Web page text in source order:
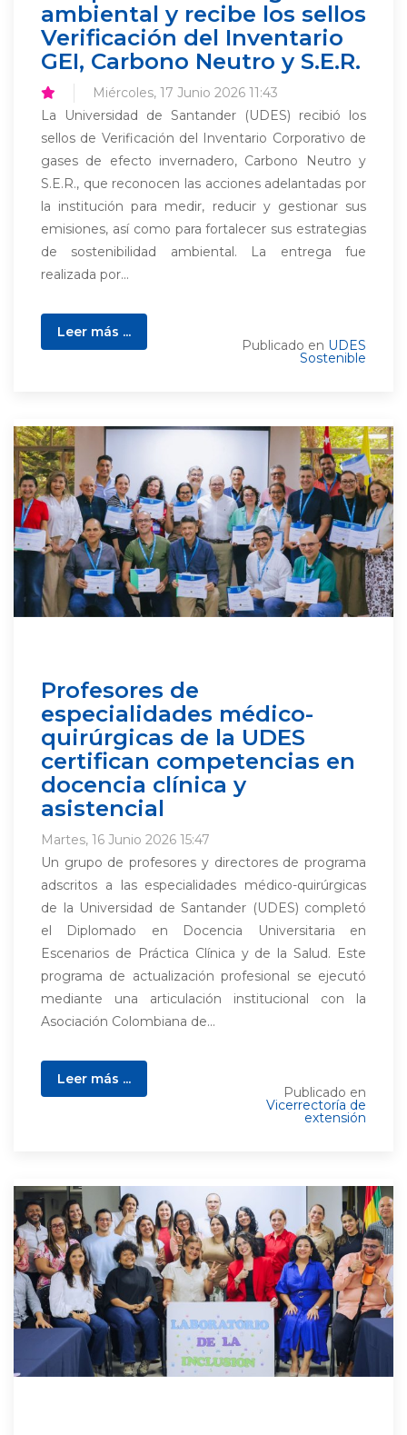
ambiental y recibe los sellos
Verificación del Inventario
GEI, Carbono Neutro y S.E.R.
Miércoles, 17 Junio 2026 11:43
La Universidad de Santander (UDES) recibió los
sellos de Verificación del Inventario Corporativo de
gases de efecto invernadero, Carbono Neutro y
S.E.R., que reconocen las acciones adelantadas por
la institución para medir, reducir y gestionar sus
emisiones, así como para fortalecer sus estrategias
de sostenibilidad ambiental. La entrega fue
realizada por...
Leer más ...
Publicado en UDES
Sostenible
Profesores de
especialidades médico-
quirúrgicas de la UDES
certifican competencias en
docencia clínica y
asistencial
Martes, 16 Junio 2026 15:47
Un grupo de profesores y directores de programa
adscritos a las especialidades médico-quirúrgicas
de la Universidad de Santander (UDES) completó
el Diplomado en Docencia Universitaria en
Escenarios de Práctica Clínica y de la Salud. Este
programa de actualización profesional se ejecutó
mediante una articulación institucional con la
Asociación Colombiana de...
Leer más ...
Publicado en
Vicerrectoría de
extensión